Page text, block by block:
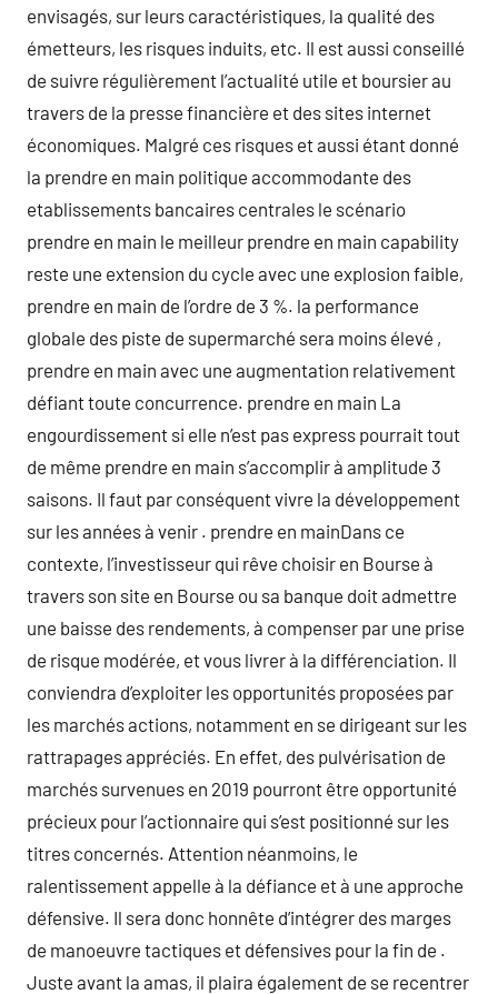
envisagés, sur leurs caractéristiques, la qualité des
émetteurs, les risques induits, etc. Il est aussi conseillé
de suivre régulièrement l’actualité utile et boursier au
travers de la presse financière et des sites internet
économiques. Malgré ces risques et aussi étant donné
la prendre en main politique accommodante des
etablissements bancaires centrales le scénario
prendre en main le meilleur prendre en main capability
reste une extension du cycle avec une explosion faible,
prendre en main de l’ordre de 3 %. la performance
globale des piste de supermarché sera moins élevé ,
prendre en main avec une augmentation relativement
défiant toute concurrence. prendre en main La
engourdissement si elle n’est pas express pourrait tout
de même prendre en main s’accomplir à amplitude 3
saisons. Il faut par conséquent vivre la développement
sur les années à venir . prendre en mainDans ce
contexte, l’investisseur qui rêve choisir en Bourse à
travers son site en Bourse ou sa banque doit admettre
une baisse des rendements, à compenser par une prise
de risque modérée, et vous livrer à la différenciation. Il
conviendra d’exploiter les opportunités proposées par
les marchés actions, notamment en se dirigeant sur les
rattrapages appréciés. En effet, des pulvérisation de
marchés survenues en 2019 pourront être opportunité
précieux pour l’actionnaire qui s’est positionné sur les
titres concernés. Attention néanmoins, le
ralentissement appelle à la défiance et à une approche
défensive. Il sera donc honnête d’intégrer des marges
de manoeuvre tactiques et défensives pour la fin de .
Juste avant la amas, il plaira également de se recentrer